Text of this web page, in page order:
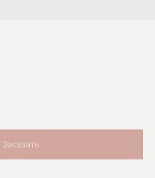
Заказать